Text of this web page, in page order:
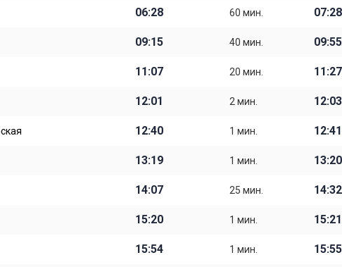
06:28 60 мин. 07:28
09:15 40 мин. 09:55
11:07 20 мин. 11:27
12:01 2 мин. 12:03
12:40 1 мин. 12:41
13:19 1 мин. 13:20
14:07 25 мин. 14:32
15:20 1 мин. 15:21
15:54 1 мин. 15:55